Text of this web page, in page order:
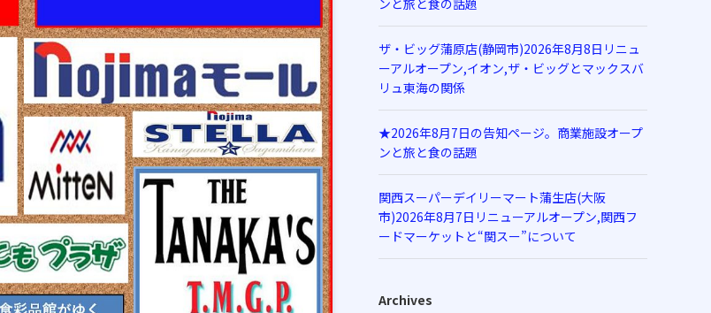
ンと旅と食の話題
ザ・ビッグ蒲原店(静岡市)2026年8月8日リニュ
ーアルオープン,イオン,ザ・ビッグとマックスバ
リュ東海の関係
★2026年8月7日の告知ページ。商業施設オープ
ンと旅と食の話題
関西スーパーデイリーマート蒲生店(大阪
市)2026年8月7日リニューアルオープン,関西フ
ードマーケットと“関スー”について
Archives